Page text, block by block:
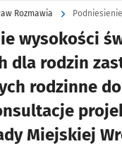
Rozmawia
wysokości
dla rodzin
rodzinne
Miejskiej